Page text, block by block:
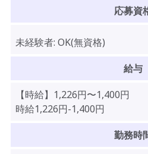
応募資
未経験者: OK(無資格)
給与
【時給】 1,226円〜1,400円
時給1,226円-1,400円
勤務時